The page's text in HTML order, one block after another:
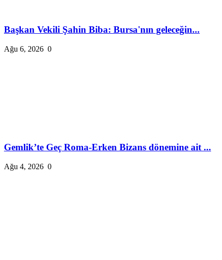
Başkan Vekili Şahin Biba: Bursa'nın geleceğin...
Ağu 6, 2026 0
Gemlik’te Geç Roma-Erken Bizans dönemine ait ...
Ağu 4, 2026 0